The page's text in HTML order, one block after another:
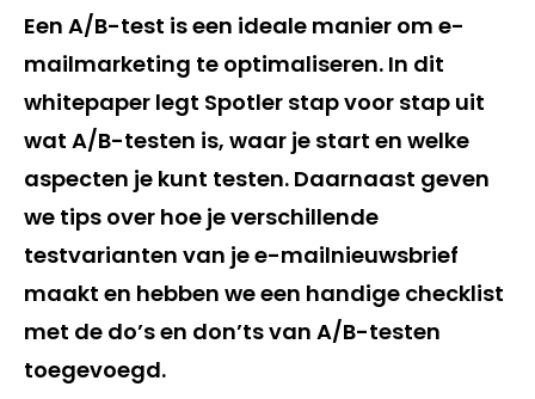
Een A/B-test is een ideale manier om e-
mailmarketing te optimaliseren. In dit
whitepaper legt Spotler stap voor stap uit
wat A/B-testen is, waar je start en welke
aspecten je kunt testen. Daarnaast geven
we tips over hoe je verschillende
testvarianten van je e-mailnieuwsbrief
maakt en hebben we een handige checklist
met de do’s en don’ts van A/B-testen
toegevoegd.